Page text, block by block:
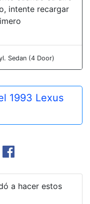
intente recargar
Sedan (4 Door)
1993 Lexus
a hacer estos